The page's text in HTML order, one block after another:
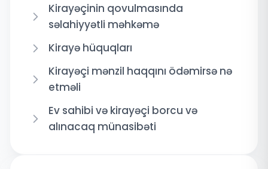
Kirayəçinin qovulmasında
səlahiyyətli məhkəmə
Kirayə hüquqları
Kirayəçi mənzil haqqını ödəmirsə nə
etməli
Ev sahibi və kirayəçi borcu və
alınacaq münasibəti